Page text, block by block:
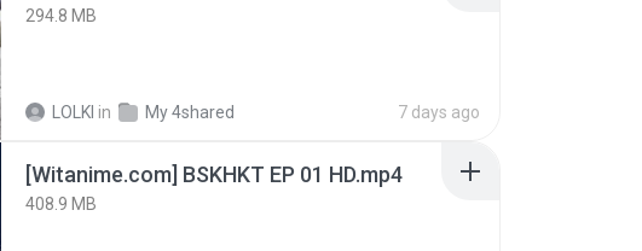
294.8 MB
LOLKI in My 4shared 7 days ago
[Witanime.com] BSKHKT EP 01 HD.mp4
408.9 MB